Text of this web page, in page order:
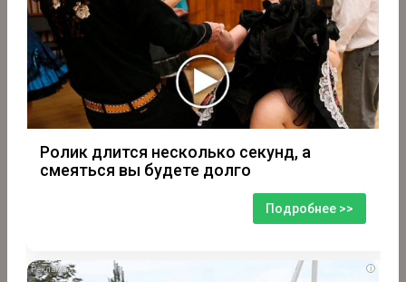
Ролик длится несколько секунд, а
смеяться вы будете долго
Подробнее >>
i